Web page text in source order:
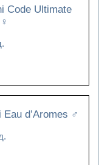
Code Ultimate
♀
d’Aromes ♂